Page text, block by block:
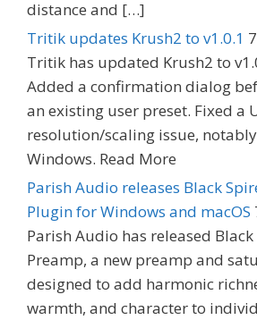
distance and […]
Tritik updates Krush2 to v1.0.1
Tritik has updated Krush2 to
Added a confirmation dialog
an existing user preset. Fixed a
resolution/scaling issue,
Windows. Read More
Parish Audio releases Black
Plugin for Windows and macOS
Parish Audio has released
Preamp, a new preamp and
designed to add harmonic
warmth, and character to